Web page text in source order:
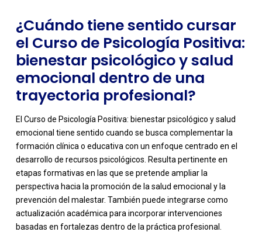
¿Cuándo tiene sentido cursar
el Curso de Psicología Positiva:
bienestar psicológico y salud
emocional dentro de una
trayectoria profesional?
El Curso de Psicología Positiva: bienestar psicológico y salud
emocional tiene sentido cuando se busca complementar la
formación clínica o educativa con un enfoque centrado en el
desarrollo de recursos psicológicos. Resulta pertinente en
etapas formativas en las que se pretende ampliar la
perspectiva hacia la promoción de la salud emocional y la
prevención del malestar. También puede integrarse como
actualización académica para incorporar intervenciones
basadas en fortalezas dentro de la práctica profesional.